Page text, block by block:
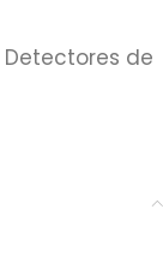
Detectores de